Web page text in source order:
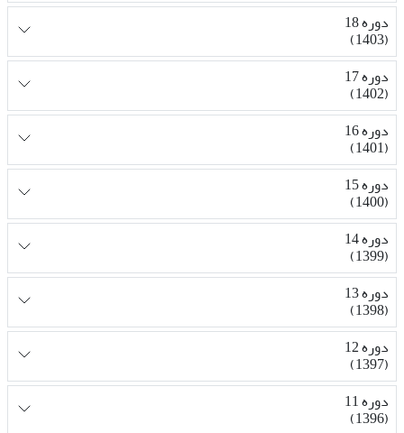
دوره 18
(1403)
دوره 17
(1402)
دوره 16
(1401)
دوره 15
(1400)
دوره 14
(1399)
دوره 13
(1398)
دوره 12
(1397)
دوره 11
(1396)